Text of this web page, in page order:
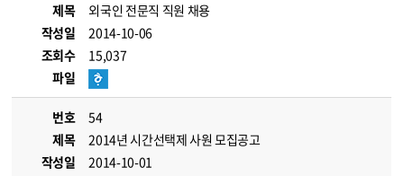
제목
외국인 전문직 직원 채용
작성일
2014-10-06
조회수
15,037
파일
번호
54
제목
2014년 시간선택제 사원 모집공고
작성일
2014-10-01